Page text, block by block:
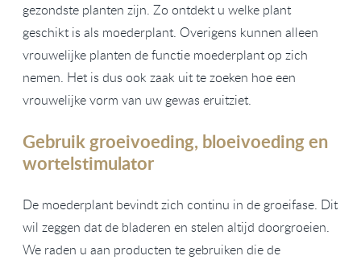
gezondste planten zijn. Zo ontdekt u welke plant
geschikt is als moederplant. Overigens kunnen alleen
vrouwelijke planten de functie moederplant op zich
nemen. Het is dus ook zaak uit te zoeken hoe een
vrouwelijke vorm van uw gewas eruitziet.
Gebruik groeivoeding, bloeivoeding en
wortelstimulator
De moederplant bevindt zich continu in de groeifase. Dit
wil zeggen dat de bladeren en stelen altijd doorgroeien.
We raden u aan producten te gebruiken die de